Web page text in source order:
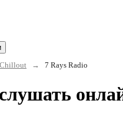
Chillout → 7 Rays Radio